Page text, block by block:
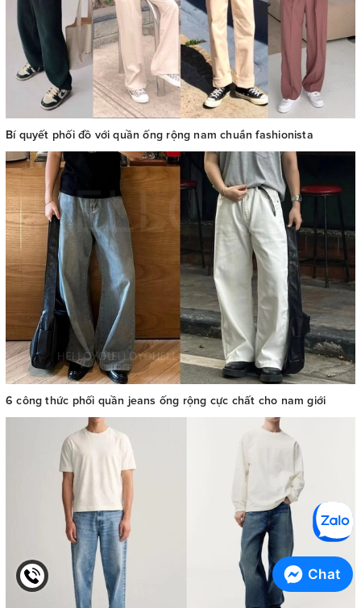
Bí quyết phối đồ với quần ống rộng nam chuẩn fashionista
6 công thức phối quần jeans ống rộng cực chất cho nam giới
Chat